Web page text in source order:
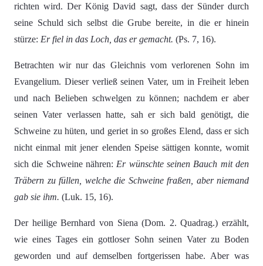
richten wird. Der König David sagt, dass der Sünder durch
seine Schuld sich selbst die Grube bereite, in die er hinein
stürze: Er fiel in das Loch, das er gemacht. (Ps. 7, 16).
Betrachten wir nur das Gleichnis vom verlorenen Sohn im
Evangelium. Dieser verließ seinen Vater, um in Freiheit leben
und nach Belieben schwelgen zu können; nachdem er aber
seinen Vater verlassen hatte, sah er sich bald genötigt, die
Schweine zu hüten, und geriet in so großes Elend, dass er sich
nicht einmal mit jener elenden Speise sättigen konnte, womit
sich die Schweine nähren: Er wünschte seinen Bauch mit den
Träbern zu füllen, welche die Schweine fraßen, aber niemand
gab sie ihm. (Luk. 15, 16).
Der heilige Bernhard von Siena (Dom. 2. Quadrag.) erzählt,
wie eines Tages ein gottloser Sohn seinen Vater zu Boden
geworden und auf demselben fortgerissen habe. Aber was